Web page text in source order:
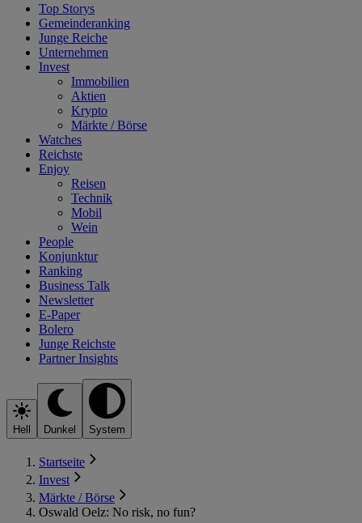
Top Storys
Gemeinderanking
Junge Reiche
Unternehmen
Invest
Immobilien
Aktien
Krypto
Märkte / Börse
Watches
Reichste
Enjoy
Reisen
Technik
Mobil
Wein
People
Konjunktur
Ranking
Business Talk
Newsletter
E-Paper
Bolero
Junge Reichste
Partner Insights
Hell Dunkel System
Startseite
Invest
Märkte / Börse
Oswald Oelz: No risk, no fun?